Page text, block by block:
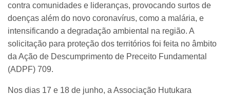
contra comunidades e lideranças, provocando surtos de
doenças além do novo coronavírus, como a malária, e
intensificando a degradação ambiental na região. A
solicitação para proteção dos territórios foi feita no âmbito
da Ação de Descumprimento de Preceito Fundamental
(ADPF) 709.
Nos dias 17 e 18 de junho, a Associação Hutukara